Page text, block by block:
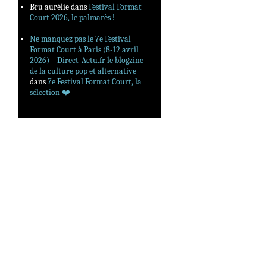
Bru auréliedansFestival Format
Court 2026, le palmarès !
Ne manquez pas le 7e Festival
Format Court à Paris (8-12 avril
2026) – Direct-Actu.fr le blogzine
de la culture pop et alternative
dans7e Festival Format Court, la
sélection ❤️‍